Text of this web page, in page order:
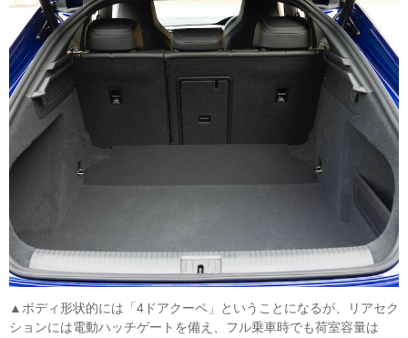
▲ボディ形状的には「4ドアクーペ」ということになるが、リアセク
ションには電動ハッチゲートを備え、フル乗車時でも荷室容量は